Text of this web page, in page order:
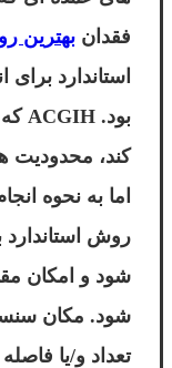
فقدان بهترین
استاندارد برای
کند، محدودیت
اما به نحوه
روش استاندارد
شود و امکان
شود. مکان
تعداد و/یا